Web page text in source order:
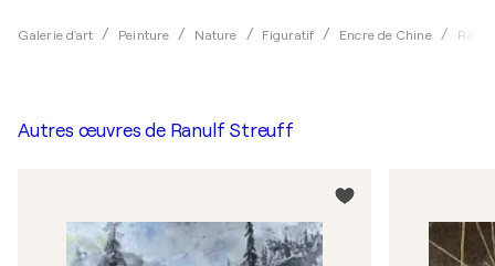
Galerie d'art Peinture Nature Figuratif Encre de Chine
Autres œuvres de Ranulf Streuff